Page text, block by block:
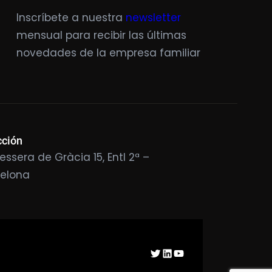
Inscríbete a nuestra newsletter
mensual para recibir las últimas
novedades de la empresa familiar
de Gràcia 15, Entl 2ª –
Twitter
LinkedIn
YouTube